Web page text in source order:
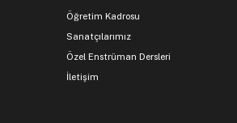
Öğretim Kadrosu
Sanatçılarımız
Özel Enstrüman Dersleri
İletişim